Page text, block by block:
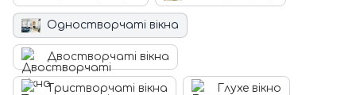
Одностворчаті вікна
Двостворчаті вікна
Тристворчаті вікна Глухе вікно